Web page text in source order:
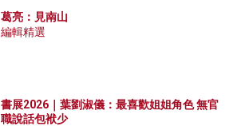
葛亮：見南山
編輯精選
書展2026｜葉劉淑儀：最喜歡姐姐角色 無官
職說話包袱少